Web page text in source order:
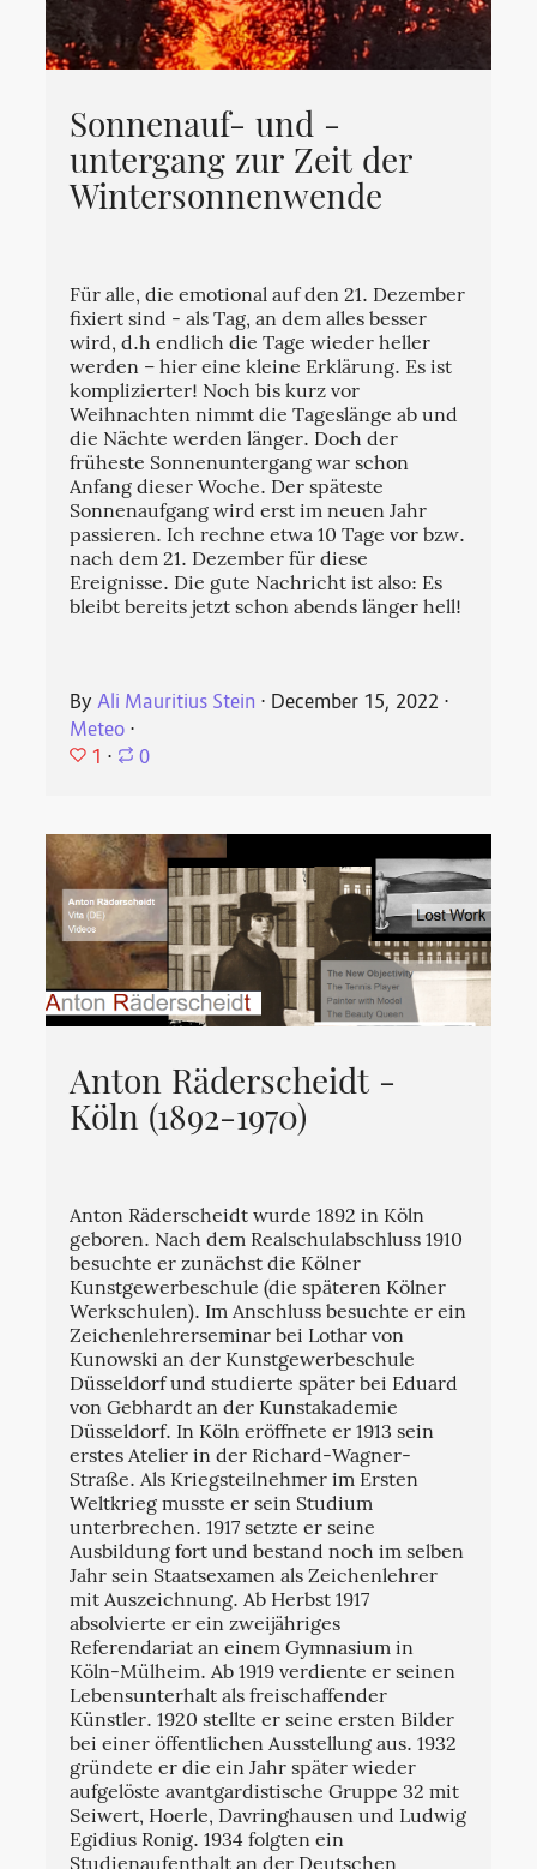
Sonnenauf- und -
untergang zur Zeit der
Wintersonnenwende
Für alle, die emotional auf den 21. Dezember
fixiert sind - als Tag, an dem alles besser
wird, d.h endlich die Tage wieder heller
werden – hier eine kleine Erklärung. Es ist
komplizierter! Noch bis kurz vor
Weihnachten nimmt die Tageslänge ab und
die Nächte werden länger. Doch der
früheste Sonnenuntergang war schon
Anfang dieser Woche. Der späteste
Sonnenaufgang wird erst im neuen Jahr
passieren. Ich rechne etwa 10 Tage vor bzw.
nach dem 21. Dezember für diese
Ereignisse. Die gute Nachricht ist also: Es
bleibt bereits jetzt schon abends länger hell!
ByAli Mauritius Stein ⋅ December 15, 2022 ⋅
Meteo ⋅
1 ⋅ 0
Anton Räderscheidt -
Köln (1892-1970)
Anton Räderscheidt wurde 1892 in Köln
geboren. Nach dem Realschulabschluss 1910
besuchte er zunächst die Kölner
Kunstgewerbeschule (die späteren Kölner
Werkschulen). Im Anschluss besuchte er ein
Zeichenlehrerseminar bei Lothar von
Kunowski an der Kunstgewerbeschule
Düsseldorf und studierte später bei Eduard
von Gebhardt an der Kunstakademie
Düsseldorf. In Köln eröffnete er 1913 sein
erstes Atelier in der Richard-Wagner-
Straße. Als Kriegsteilnehmer im Ersten
Weltkrieg musste er sein Studium
unterbrechen. 1917 setzte er seine
Ausbildung fort und bestand noch im selben
Jahr sein Staatsexamen als Zeichenlehrer
mit Auszeichnung. Ab Herbst 1917
absolvierte er ein zweijähriges
Referendariat an einem Gymnasium in
Köln-Mülheim. Ab 1919 verdiente er seinen
Lebensunterhalt als freischaffender
Künstler. 1920 stellte er seine ersten Bilder
bei einer öffentlichen Ausstellung aus. 1932
gründete er die ein Jahr später wieder
aufgelöste avantgardistische Gruppe 32 mit
Seiwert, Hoerle, Davringhausen und Ludwig
Egidius Ronig. 1934 folgten ein